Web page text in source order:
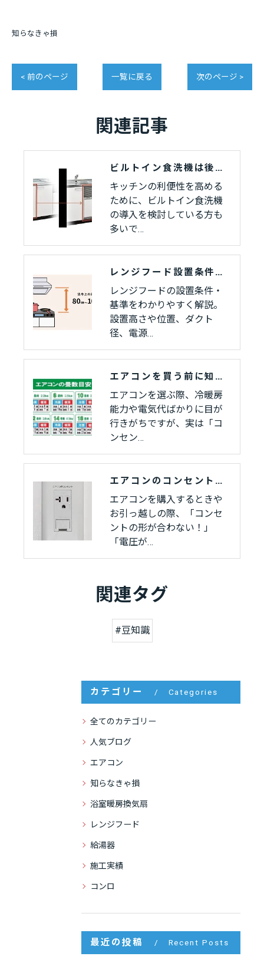
知らなきゃ損
< 前のページ 一覧に戻る 次のページ >
関連記事
ビルトイン食洗機は後付けできる？
キッチンの利便性を高める
ために、ビルトイン食洗機
の導入を検討している方も
多いで…
レンジフード設置条件と基準完全ガイド
レンジフードの設置条件・
基準をわかりやすく解説。
設置高さや位置、ダクト
径、電源…
エアコンを買う前に知っておきたい、コンセントの形と容量の話
エアコンを選ぶ際、冷暖房
能力や電気代ばかりに目が
行きがちですが、実は「コ
ンセン…
エアコンのコンセントって全部同じじゃないの？形状と電圧の違いをやさしく解説
エアコンを購入するときや
お引っ越しの際、「コンセ
ントの形が合わない！」
「電圧が…
関連タグ
#豆知識
カテゴリー Categories
全てのカテゴリー
人気ブログ
エアコン
知らなきゃ損
浴室暖房換気扇
レンジフード
給湯器
施工実績
コンロ
最近の投稿 Recent Posts